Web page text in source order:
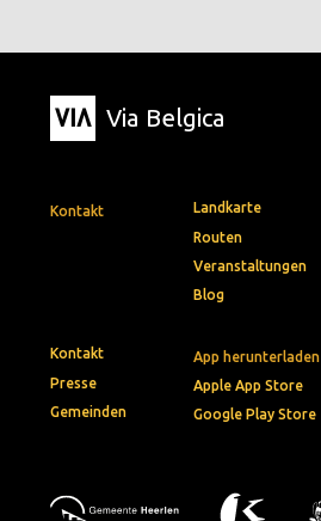
Via Belgica
Kontakt
App herunterladen
Apple App Store
Google Play Store
Landkarte
Routen
Veranstaltungen
Blog
Kontakt
Presse
Gemeinden